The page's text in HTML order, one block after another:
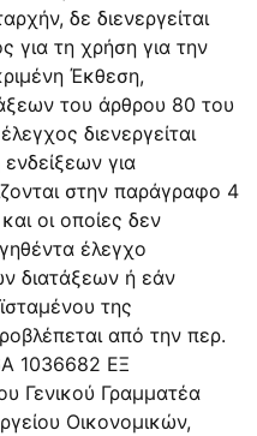
δε διενεργείται
για τη χρήση για την
Έκθεση,
του άρθρου 80 του
διενεργείται
για
στην παράγραφο 4
οι οποίες δεν
έλεγχο
διατάξεων ή εάν
της
από την περ.
1036682 ΕΞ
Γενικού Γραμματέα
Οικονομικών,